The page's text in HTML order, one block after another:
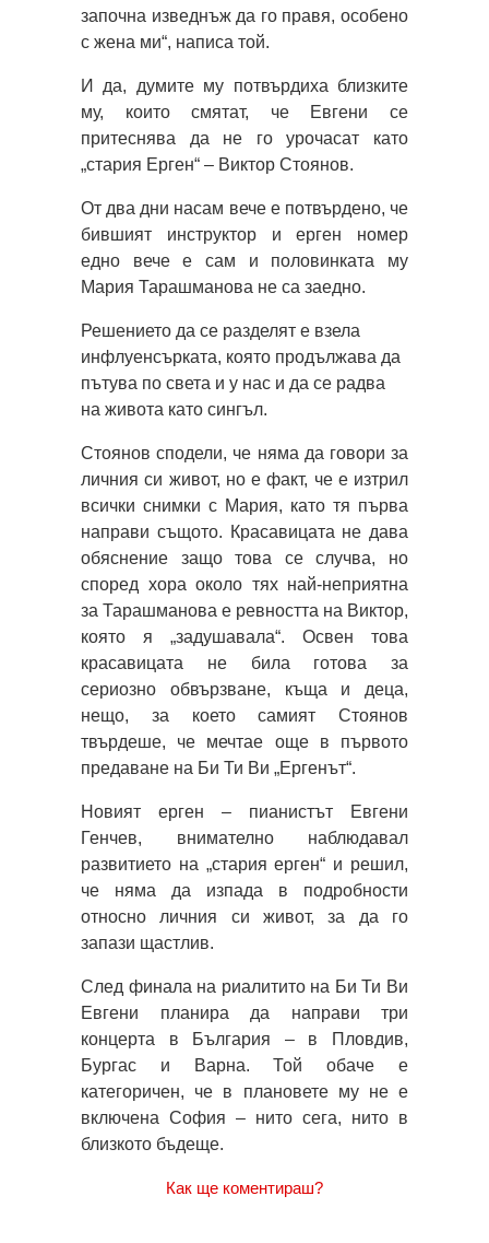
започна изведнъж да го правя, особено
с жена ми“, написа той.
И да, думите му потвърдиха близките
му, които смятат, че Евгени се
притеснява да не го урочасат като
„стария Ерген“ – Виктор Стоянов.
От два дни насам вече е потвърдено, че
бившият инструктор и ерген номер
едно вече е сам и половинката му
Мария Тарашманова не са заедно.
Решението да се разделят е взела
инфлуенсърката, която продължава да
пътува по света и у нас и да се радва
на живота като сингъл.
Стоянов сподели, че няма да говори за
личния си живот, но е факт, че е изтрил
всички снимки с Мария, като тя първа
направи същото. Красавицата не дава
обяснение защо това се случва, но
според хора около тях най-неприятна
за Тарашманова е ревността на Виктор,
която я „задушавала“. Освен това
красавицата не била готова за
сериозно обвързване, къща и деца,
нещо, за което самият Стоянов
твърдеше, че мечтае още в първото
предаване на Би Ти Ви „Ергенът“.
Новият ерген – пианистът Евгени
Генчев, внимателно наблюдавал
развитието на „стария ерген“ и решил,
че няма да изпада в подробности
относно личния си живот, за да го
запази щастлив.
След финала на риалитито на Би Ти Ви
Евгени планира да направи три
концерта в България – в Пловдив,
Бургас и Варна. Той обаче е
категоричен, че в плановете му не е
включена София – нито сега, нито в
близкото бъдеще.
Как ще коментираш?